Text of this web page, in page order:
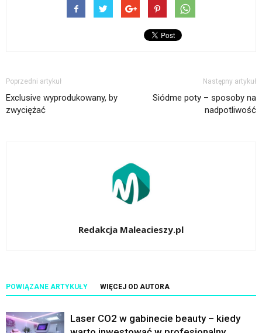
Poprzedni artykuł
Exclusive wyprodukowany, by
zwyciężać
Następny artykuł
Siódme poty – sposoby na
nadpotliwość
Redakcja Maleacieszy.pl
POWIĄZANE ARTYKUŁY WIĘCEJ OD AUTORA
Laser CO2 w gabinecie beauty – kiedy